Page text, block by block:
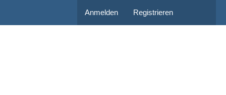
Anmelden Registrieren